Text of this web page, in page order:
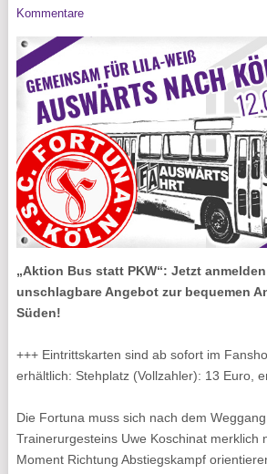
Kommentare
„Aktion Bus statt PKW“: Jetzt
unschlagbare Angebot zur bequemen
Süden!
+++ Eintrittskarten sind ab sofort im
erhältlich: Stehplatz (Vollzahler): 13 Euro,
Die Fortuna muss sich nach dem
Trainerurgesteins Uwe Koschinat merklich
Moment Richtung Abstiegskampf